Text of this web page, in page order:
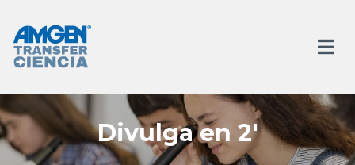
Divulga en 2'